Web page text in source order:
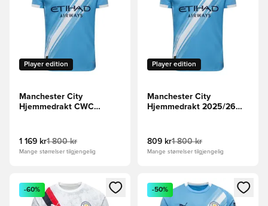
Player edition
Manchester City
Hjemmedrakt CWC
1 169 kr1 800 kr
Mange størrelser tilgjengelig
Player edition
Manchester City
Hjemmedrakt 2025/26
809 kr1 800 kr
Mange størrelser tilgjengelig
Åpner en Modal for å logge inn eller registrere deg som
-60%
Åpner en Modal for å logge
-50%